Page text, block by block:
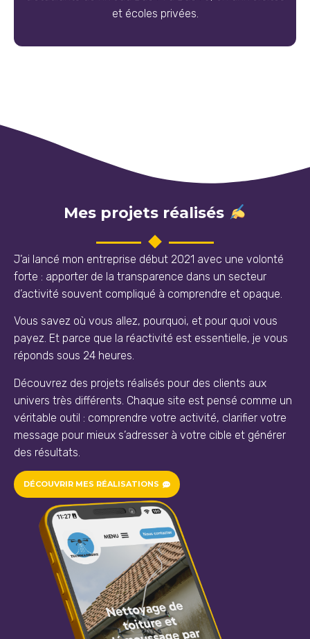
et écoles privées.
Mes projets réalisés
J’ai lancé mon entreprise début 2021 avec une volonté
forte : apporter de la transparence dans un secteur
d’activité souvent compliqué à comprendre et opaque.
Vous savez où vous allez, pourquoi, et pour quoi vous
payez. Et parce que la réactivité est essentielle, je vous
réponds sous 24 heures.
Découvrez des projets réalisés pour des clients aux
univers très différents. Chaque site est pensé comme un
véritable outil : comprendre votre activité, clarifier votre
message pour mieux s’adresser à votre cible et générer
des résultats.
DÉCOUVRIR MES RÉALISATIONS